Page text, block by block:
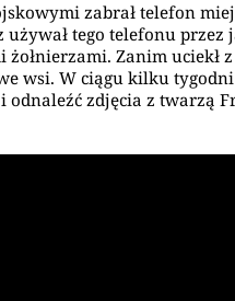
zabrał telefon
tego telefonu przez
Zanim uciekł
wsi. W ciągu kilku
odnaleźć zdjęcia z twarzą